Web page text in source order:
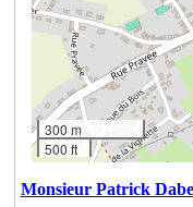
300 m
500 ft
Monsieur Patrick Dabe